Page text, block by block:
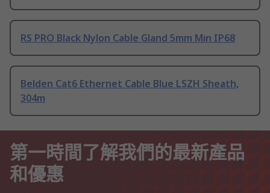
RS PRO Black Nylon Cable Gland 5mm Min IP68
Belden Cat6 Ethernet Cable Blue LSZH Sheath,
304m
第一時間了解我們的最新產品
和優惠